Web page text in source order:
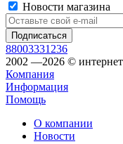
Новости магазина
88003331236
2002 —2026 ©
Компания
Информация
Помощь
О компании
Новости